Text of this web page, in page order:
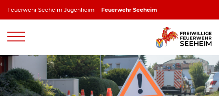
Feuerwehr Seeheim-Jugenheim Feuerwehr Seeheim